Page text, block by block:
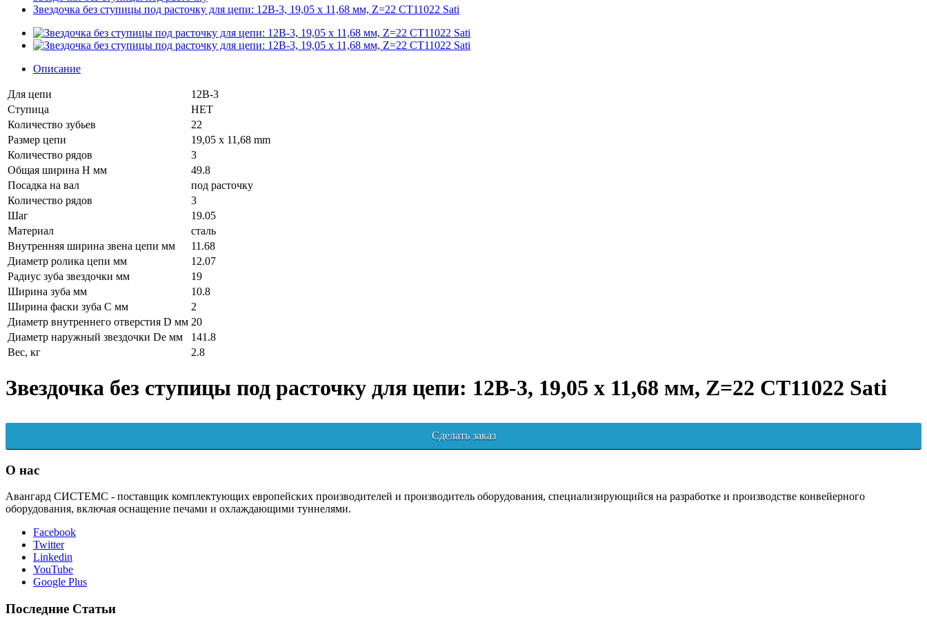
Звездочка без ступицы под расточку для цепи: 12B-3, 19,05 x 11,68 мм, Z=22 CT11022 Sati
Описание
Для цепи
12B-3
Ступица
НЕТ
Количество зубьев
22
Размер цепи
19,05 x 11,68 mm
Количество рядов
3
Общая ширина H мм
49.8
Посадка на вал
под расточку
Количество рядов
3
Шаг
19.05
Материал
сталь
Внутренняя ширина звена цепи мм
11.68
Диаметр ролика цепи мм
12.07
Радиус зуба звездочки мм
19
Ширина зуба мм
10.8
Ширина фаски зуба C мм
2
Диаметр внутреннего отверстия D мм 20
Диаметр наружный звездочки De мм
141.8
Вес, кг
2.8
Звездочка без ступицы под расточку для цепи: 12B-3, 19,05 x 11,68 мм, Z=22 CT11022 Sati
Сделать заказ
О нас
Авангард СИСТЕМС - поставщик комплектующих европейских производителей и производитель оборудования, специализирующийся на разработке и производстве конвейерного
оборудования, включая оснащение печами и охлаждающими туннелями.
Facebook
Twitter
Linkedin
YouTube
Google Plus
Последние Статьи